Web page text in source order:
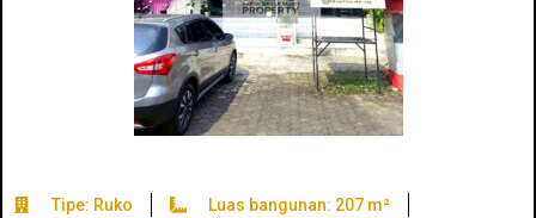
Tipe: Ruko
Luas bangunan: 207 m²